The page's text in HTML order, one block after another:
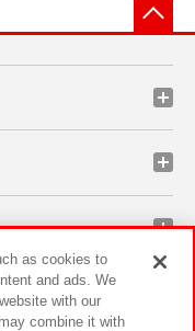
as cookies to
and ads. We
with our
combine it with